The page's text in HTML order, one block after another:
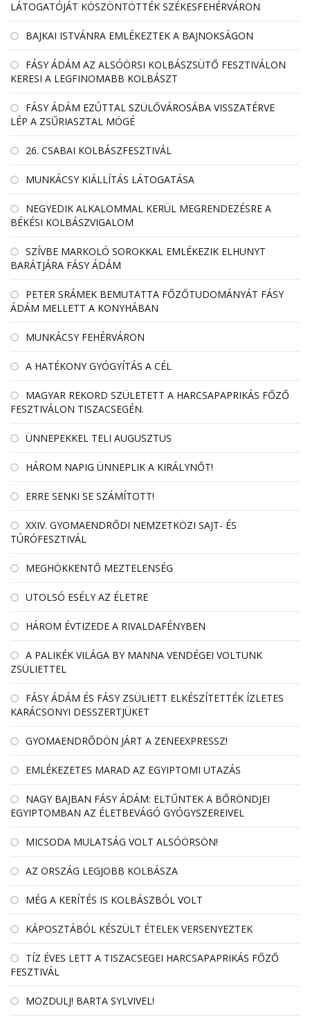
LÁTOGATÓJÁT KÖSZÖNTÖTTÉK SZÉKESFEHÉRVÁRON
BAJKAI ISTVÁNRA EMLÉKEZTEK A BAJNOKSÁGON
FÁSY ÁDÁM AZ ALSÓÖRSI KOLBÁSZSÜTŐ FESZTIVÁLON
KERESI A LEGFINOMABB KOLBÁSZT
FÁSY ÁDÁM EZÚTTAL SZÜLŐVÁROSÁBA VISSZATÉRVE
LÉP A ZSŰRIASZTAL MÖGÉ
26. CSABAI KOLBÁSZFESZTIVÁL
MUNKÁCSY KIÁLLÍTÁS LÁTOGATÁSA
NEGYEDIK ALKALOMMAL KERÜL MEGRENDEZÉSRE A
BÉKÉSI KOLBÁSZVIGALOM
SZÍVBE MARKOLÓ SOROKKAL EMLÉKEZIK ELHUNYT
BARÁTJÁRA FÁSY ÁDÁM
PETER SRÁMEK BEMUTATTA FŐZŐTUDOMÁNYÁT FÁSY
ÁDÁM MELLETT A KONYHÁBAN
MUNKÁCSY FEHÉRVÁRON
A HATÉKONY GYÓGYÍTÁS A CÉL
MAGYAR REKORD SZÜLETETT A HARCSAPAPRIKÁS FŐZŐ
FESZTIVÁLON TISZACSEGÉN.
ÜNNEPEKKEL TELI AUGUSZTUS
HÁROM NAPIG ÜNNEPLIK A KIRÁLYNŐT!
ERRE SENKI SE SZÁMÍTOTT!
XXIV. GYOMAENDRŐDI NEMZETKÖZI SAJT- ÉS
TÚRÓFESZTIVÁL
MEGHÖKKENTŐ MEZTELENSÉG
UTOLSÓ ESÉLY AZ ÉLETRE
HÁROM ÉVTIZEDE A RIVALDAFÉNYBEN
A PALIKÉK VILÁGA BY MANNA VENDÉGEI VOLTUNK
ZSÜLIETTEL
FÁSY ÁDÁM ÉS FÁSY ZSÜLIETT ELKÉSZÍTETTÉK ÍZLETES
KARÁCSONYI DESSZERTJÜKET
GYOMAENDRŐDÖN JÁRT A ZENEEXPRESSZ!
EMLÉKEZETES MARAD AZ EGYIPTOMI UTAZÁS
NAGY BAJBAN FÁSY ÁDÁM: ELTŰNTEK A BŐRÖNDJEI
EGYIPTOMBAN AZ ÉLETBEVÁGÓ GYÓGYSZEREIVEL
MICSODA MULATSÁG VOLT ALSÓÖRSÖN!
AZ ORSZÁG LEGJOBB KOLBÁSZA
MÉG A KERÍTÉS IS KOLBÁSZBÓL VOLT
KÁPOSZTÁBÓL KÉSZÜLT ÉTELEK VERSENYEZTEK
TÍZ ÉVES LETT A TISZACSEGEI HARCSAPAPRIKÁS FŐZŐ
FESZTIVÁL
MOZDULJ! BARTA SYLVIVEL!